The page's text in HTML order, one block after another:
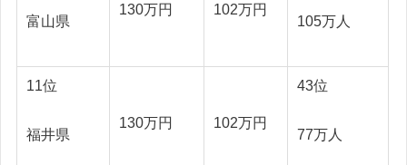
富山県
130万円 102万円
105万人
11位
福井県
130万円 102万円
43位
77万人